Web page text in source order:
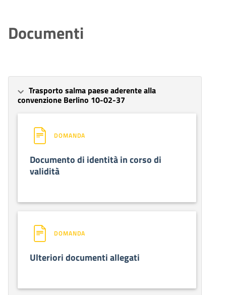
Documenti
Trasporto salma paese aderente alla
convenzione Berlino 10-02-37
DOMANDA
Documento di identità in corso di
validità
DOMANDA
Ulteriori documenti allegati